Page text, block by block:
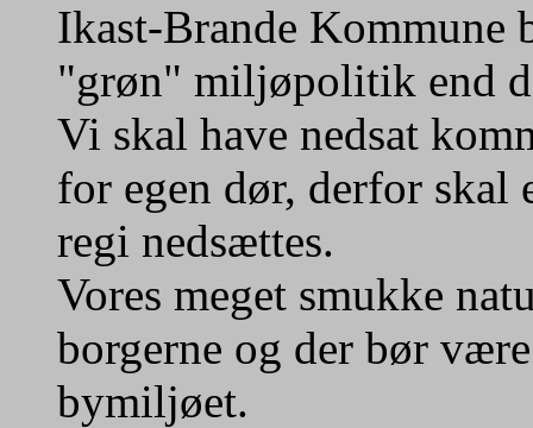
Ikast-Brande
"grøn" miljøpolitik end
Vi skal have nedsat
for egen dør, derfor
regi nedsættes.
Vores meget smukke
borgerne og der bør
bymiljøet.